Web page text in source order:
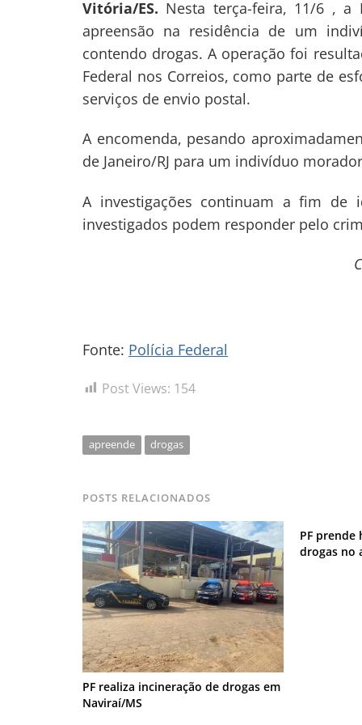
Vitória/ES. Nesta terça-feira, 11/6 , a
apreensão na residência de um
contendo drogas. A operação foi
Federal nos Correios, como parte de
serviços de envio postal.
A encomenda, pesando
de Janeiro/RJ para um indivíduo
A investigações continuam a fim de
investigados podem responder pelo
Fonte: Polícia Federal
Post Views: 154
apreende drogas
POSTS RELACIONADOS
PF realiza incineração de drogas em
Naviraí/MS
PF prende
drogas no